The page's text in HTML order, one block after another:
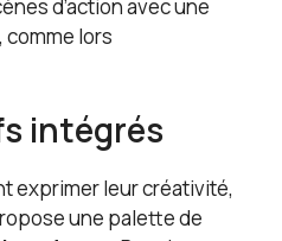
d’action avec une
lors
intégrés
exprimer leur créativité,
une palette de